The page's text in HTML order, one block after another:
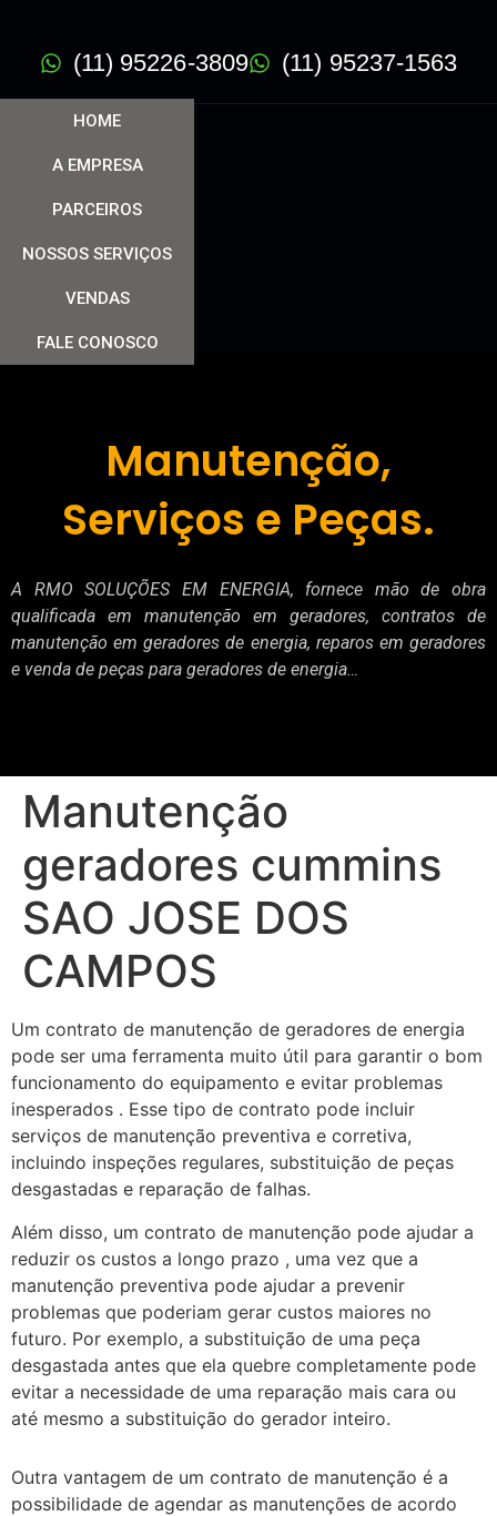
(11) 95226-3809 (11) 95237-1563
HOME
A EMPRESA
PARCEIROS
NOSSOS SERVIÇOS
VENDAS
FALE CONOSCO
Manutenção,
Serviços e Peças.
A RMO SOLUÇÕES EM ENERGIA, fornece mão de obra
qualificada em manutenção em geradores, contratos de
manutenção em geradores de energia, reparos em geradores
e venda de peças para geradores de energia…
Manutenção
geradores cummins
SAO JOSE DOS
CAMPOS
Um contrato de manutenção de geradores de energia
pode ser uma ferramenta muito útil para garantir o bom
funcionamento do equipamento e evitar problemas
inesperados . Esse tipo de contrato pode incluir
serviços de manutenção preventiva e corretiva,
incluindo inspeções regulares, substituição de peças
desgastadas e reparação de falhas.
Além disso, um contrato de manutenção pode ajudar a
reduzir os custos a longo prazo , uma vez que a
manutenção preventiva pode ajudar a prevenir
problemas que poderiam gerar custos maiores no
futuro. Por exemplo, a substituição de uma peça
desgastada antes que ela quebre completamente pode
evitar a necessidade de uma reparação mais cara ou
até mesmo a substituição do gerador inteiro.
Outra vantagem de um contrato de manutenção é a
possibilidade de agendar as manutenções de acordo